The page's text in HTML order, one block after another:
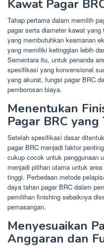
Kawat Pagar
Tahap pertama dalam memilih
pagar serta diameter kawat
yang membutuhkan keamanan
yang memiliki ketinggian lebih
Sementara itu, untuk penanda
spesifikasi yang konvensional
yang akurat, fungsi pagar BRC
pemborosan biaya.
Menentukan
Pagar BRC yang
Setelah spesifikasi dasar
pagar BRC menjadi faktor
cukup cocok untuk penggunaan
menjadi pilihan utama untuk
tinggi. Perbedaan metode
daya tahan pagar BRC dalam
pemilihan finishing sebaiknya
pemasangan.
Menyesuaikan
Anggaran dan